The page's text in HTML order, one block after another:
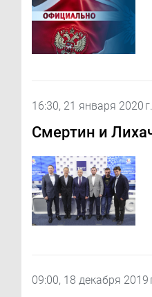
16:30, 21 января 2020 г.
Смертин и
09:00, 18 декабря 2019